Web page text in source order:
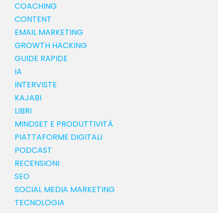
COACHING
CONTENT
EMAIL MARKETING
GROWTH HACKING
GUIDE RAPIDE
IA
INTERVISTE
KAJABI
LIBRI
MINDSET E PRODUTTIVITÀ
PIATTAFORME DIGITALI
PODCAST
RECENSIONI
SEO
SOCIAL MEDIA MARKETING
TECNOLOGIA